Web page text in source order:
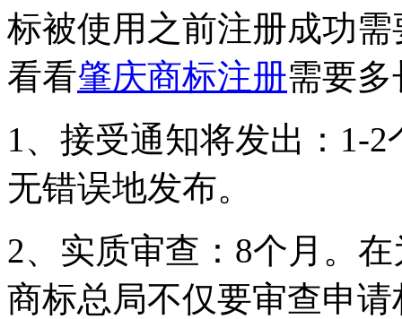
标被使用之前注册成功
看看肇庆商标注册需要
1、接受通知将发出：1-
无错误地发布。
2、实质审查：8个月。
商标总局不仅要审查申